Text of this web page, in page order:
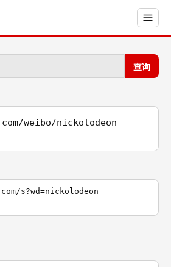
查询
weibo/nickolodeon
s?wd=nickolodeon